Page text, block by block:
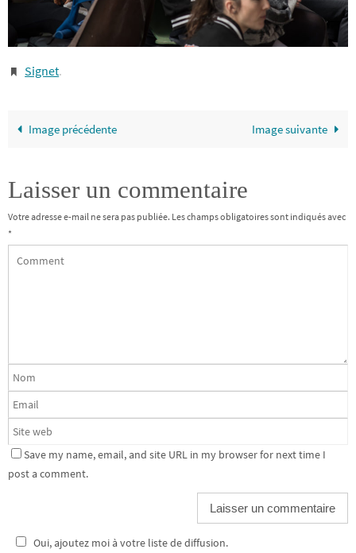
Signet.
Image précédente Image suivante
Laisser un commentaire
Votre adresse e-mail ne sera pas publiée. Les champs obligatoires sont indiqués avec
*
Save my name, email, and site URL in my browser for next time I
post a comment.
Oui, ajoutez moi à votre liste de diffusion.